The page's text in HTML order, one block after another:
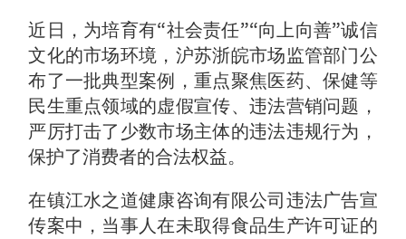
近日，为培育有“社会责任”“向上向善”诚信
文化的市场环境，沪苏浙皖市场监管部门公
布了一批典型案例，重点聚焦医药、保健等
民生重点领域的虚假宣传、违法营销问题，
严厉打击了少数市场主体的违法违规行为，
保护了消费者的合法权益。
在镇江水之道健康咨询有限公司违法广告宣
传案中，当事人在未取得食品生产许可证的